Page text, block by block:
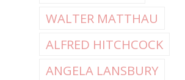
WALTER MATTHAU
ALFRED HITCHCOCK
ANGELA LANSBURY